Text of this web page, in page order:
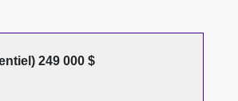
249 000 $